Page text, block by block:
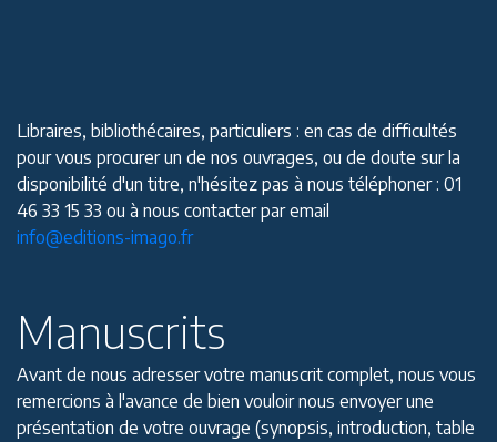
Libraires, bibliothécaires, particuliers : en cas de difficultés
pour vous procurer un de nos ouvrages, ou de doute sur la
disponibilité d'un titre, n'hésitez pas à nous téléphoner : 01
46 33 15 33 ou à nous contacter par email
info@editions-imago.fr
Manuscrits
Avant de nous adresser votre manuscrit complet, nous vous
remercions à l'avance de bien vouloir nous envoyer une
présentation de votre ouvrage (synopsis, introduction, table